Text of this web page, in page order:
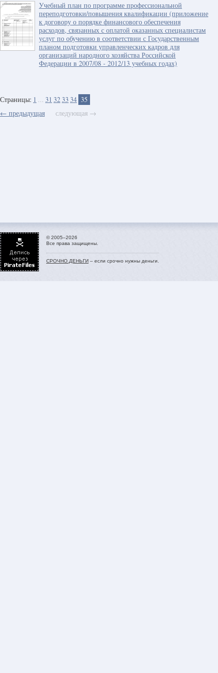
Учебный план по программе профессиональной
переподготовки/повышения квалификации (приложение
к договору о порядке финансового обеспечения
расходов, связанных с оплатой оказанных специалистам
услуг по обучению в соответствии с Государственным
планом подготовки управленческих кадров для
организаций народного хозяйства Российской
Федерации в 2007/08 - 2012/13 учебных годах)
Страницы: 1 ... 31 3233 34 35
← предыдущая
следующая →
© 2005–2026
Все права защищены.
СРОЧНО.ДЕНЬГИ – если срочно нужны деньги.